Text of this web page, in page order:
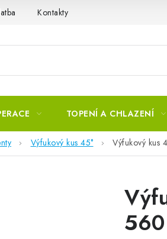
Kontakty
TOPENÍ A CHLAZENÍ
Výfukový kus 45° Výfukový kus
560